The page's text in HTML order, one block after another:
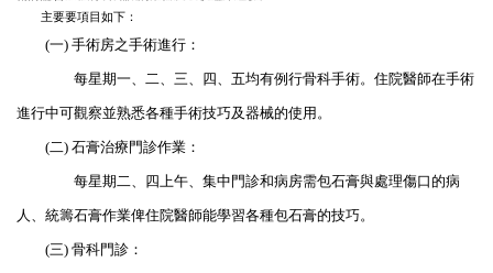
主要要項目如下：
(一) 手術房之手術進行：
每星期一、二、三、四、五均有例行骨科手術。住院醫師在手術
進行中可觀察並熟悉各種手術技巧及器械的使用。
(二) 石膏治療門診作業：
每星期二、四上午、集中門診和病房需包石膏與處理傷口的病
人、統籌石膏作業俾住院醫師能學習各種包石膏的技巧。
(三) 骨科門診：